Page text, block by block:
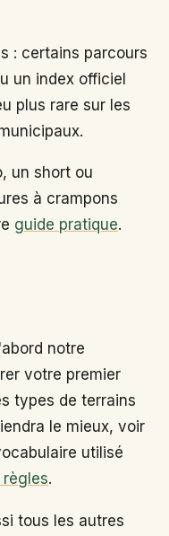
: certains parcours
un index officiel
plus rare sur les
un short ou
à crampons
guide pratique.
notre
votre premier
types de terrains
le mieux, voir
utilisé
.
tous les autres